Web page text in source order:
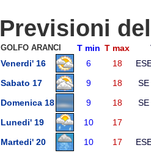
Previsioni
GOLFO ARANCI T min T max
Venerdi' 16
6 18
Sabato 17
9 18
SE
Domenica 18
9 18
SE
Lunedi' 19
10
17
Martedi' 20
10 17